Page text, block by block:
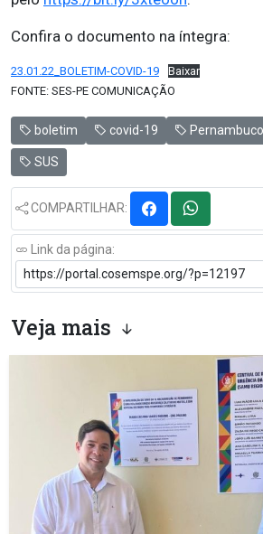
Confira o documento na íntegra:
23.01.22_BOLETIM-COVID-19
Baixar
FONTE: SES-PE COMUNICAÇÃO
boletim covid-19 Pernambuco
SUS
COMPARTILHAR:
Link da página:
Veja mais